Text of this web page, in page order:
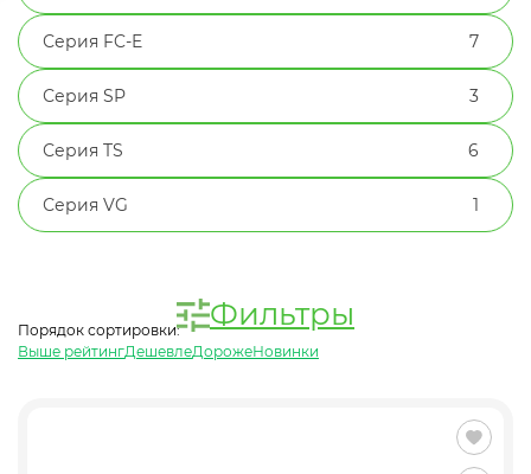
Серия FC-E 7
Серия SP 3
Серия TS 6
Серия VG 1
Фильтры
Порядок сортировки:
Выше рейтингДешевлеДорожеНовинки